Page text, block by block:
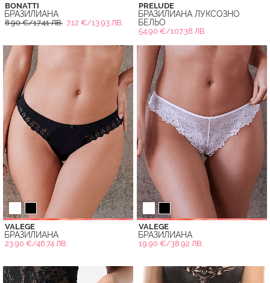
BONATTI
БРАЗИЛИАНА
8.90 €/17.41 ЛВ. 7.12 €/13.93 ЛВ.
PRELUDE
БРАЗИЛИАНА ЛУКСОЗНО
БЕЛЬО
54.90 €/107.38 ЛВ.
VALEGE
БРАЗИЛИАНА
23.90 €/46.74 ЛВ.
VALEGE
БРАЗИЛИАНА
19.90 €/38.92 ЛВ.